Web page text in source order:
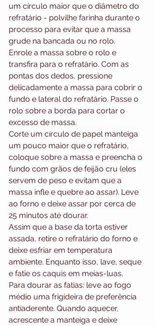
um círculo maior que o diâmetro do
refratário - polvilhe farinha durante o
processo para evitar que a massa
grude na bancada ou no rolo.
Enrole a massa sobre o rolo e
transfira para o refratário. Com as
pontas dos dedos, pressione
delicadamente a massa para cobrir o
fundo e lateral do refratário. Passe o
rolo sobre a borda para cortar o
excesso de massa.
Corte um círculo de papel manteiga
um pouco maior que o refratário,
coloque sobre a massa e preencha o
fundo com grãos de feijão cru (eles
servem de peso e evitam que a
massa infle e quebre ao assar). Leve
ao forno e deixe assar por cerca de
25 minutos até dourar.
Assim que a base da torta estiver
assada, retire o refratário do forno e
deixe esfriar em temperatura
ambiente. Enquanto isso, lave, seque
e fatie os caquis em meias-luas.
Para dourar as fatias: leve ao fogo
médio uma frigideira de preferência
antiaderente. Quando aquecer,
acrescente a manteiga e deixe